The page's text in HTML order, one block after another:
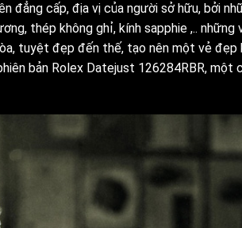
đẳng cấp, địa vị của người sở hữu, bởi
thép không ghỉ, kính sapphie ,..
tuyệt đẹp đến thế, tạo nên một vẻ
bản Rolex Datejust 126284RBR, một